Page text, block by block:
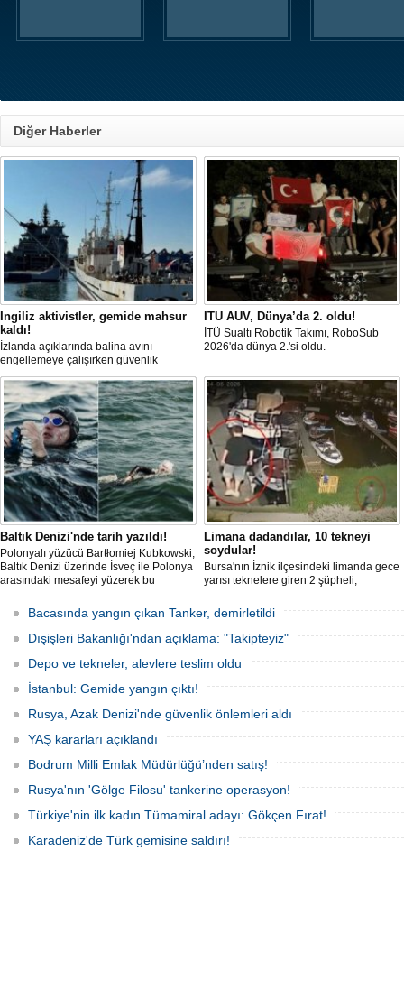
Diğer Haberler
İngiliz aktivistler, gemide mahsur
kaldı!
İzlanda açıklarında balina avını
engellemeye çalışırken güvenlik
güçlerince durdurulan Bandero adlı
protesto gemisindeki 21 çevre aktivisti,
günlerdir gemiden çıkmalarına izin
verilmediğini ve temel haklarının ihlal
edildiğini öne sürdü. Mürettebatta iki
Britanyalı aktivist de bulunuyor.
İTU AUV, Dünya’da 2. oldu!
İTÜ Sualtı Robotik Takımı, RoboSub
2026'da dünya 2.'si oldu.
Baltık Denizi'nde tarih yazıldı!
Polonyalı yüzücü Bartłomiej Kubkowski,
Baltık Denizi üzerinde İsveç ile Polonya
arasındaki mesafeyi yüzerek bu
Limana dadandılar, 10 tekneyi
soydular!
Bursa'nın İznik ilçesindeki limanda gece
yarısı teknelere giren 2 şüpheli,
çaldı. Olay, güvenlik kameralarına
yansıdı, tekne sahiplerinin ihbarıyla
jandarma inceleme başlattı.
Bacasında yangın çıkan Tanker, demirletildi
Dışişleri Bakanlığı'ndan açıklama: "Takipteyiz"
Depo ve tekneler, alevlere teslim oldu
İstanbul: Gemide yangın çıktı!
Rusya, Azak Denizi'nde güvenlik önlemleri aldı
YAŞ kararları açıklandı
Bodrum Milli Emlak Müdürlüğü’nden satış!
Rusya'nın 'Gölge Filosu' tankerine operasyon!
Türkiye'nin ilk kadın Tümamiral adayı: Gökçen Fırat!
Karadeniz'de Türk gemisine saldırı!